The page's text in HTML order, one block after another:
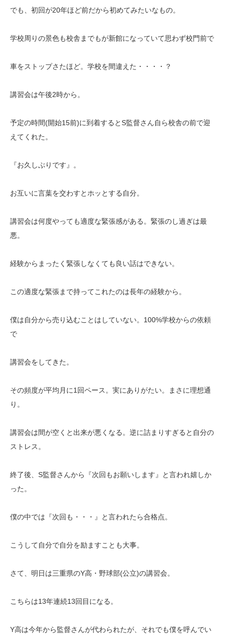
でも、初回が20年ほど前だから初めてみたいなもの。
学校周りの景色も校舎までもが新館になっていて思わず校門前で
車をストップさたほど。学校を間違えた・・・・？
講習会は午後2時から。
予定の時間(開始15前)に到着するとS監督さん自ら校舎の前で迎
えてくれた。
『お久しぶりです』。
お互いに言葉を交わすとホッとする自分。
講習会は何度やっても適度な緊張感がある。緊張のし過ぎは最
悪。
経験からまったく緊張しなくても良い話はできない。
この適度な緊張まで持ってこれたのは長年の経験から。
僕は自分から売り込むことはしていない。100%学校からの依頼
で
講習会をしてきた。
その頻度が平均月に1回ペース。実にありがたい。まさに理想通
り。
講習会は間が空くと出来が悪くなる。逆に詰まりすぎると自分の
ストレス。
終了後、S監督さんから『次回もお願いします』と言われ嬉しか
った。
僕の中では『次回も・・・』と言われたら合格点。
こうして自分で自分を励ますことも大事。
さて、明日は三重県のY高・野球部(公立)の講習会。
こちらは13年連続13回目になる。
Y高は今年から監督さんが代わられたが、それでも僕を呼んでい